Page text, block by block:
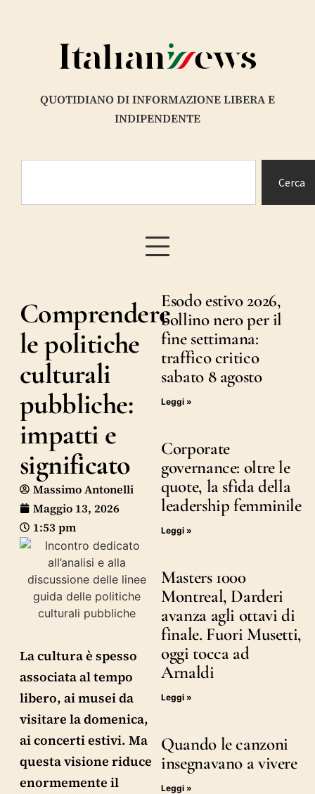
QUOTIDIANO DI INFORMAZIONE LIBERA E
INDIPENDENTE
Cerca
Comprendere
le politiche
culturali
pubbliche:
impatti e
significato
Massimo Antonelli
Maggio 13, 2026
1:53 pm
La cultura è spesso
associata al tempo
libero, ai musei da
visitare la domenica,
ai concerti estivi. Ma
questa visione riduce
enormemente il
Esodo estivo 2026,
bollino nero per il
fine settimana:
traffico critico
sabato 8 agosto
Leggi »
Corporate
governance: oltre le
quote, la sfida della
leadership femminile
Leggi »
Masters 1000
Montreal, Darderi
avanza agli ottavi di
finale. Fuori Musetti,
oggi tocca ad
Arnaldi
Leggi »
Quando le canzoni
insegnavano a vivere
Leggi »